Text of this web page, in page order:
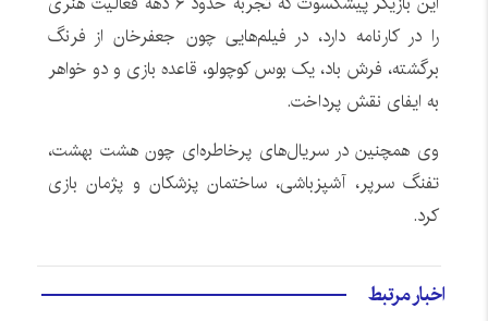
را در کارنامه دارد، در فیلم‌هایی چون جعفرخان از فرنگ
برگشته، فرش باد، یک بوس کوچولو، قاعده بازی و دو خواهر
به ایفای نقش پرداخت.
وی همچنین در سریال‌های پرخاطره‌ای چون هشت بهشت،
تفنگ سرپر، آشپزباشی، ساختمان‌ پزشکان و پژمان بازی
کرد.
اخبار مرتبط